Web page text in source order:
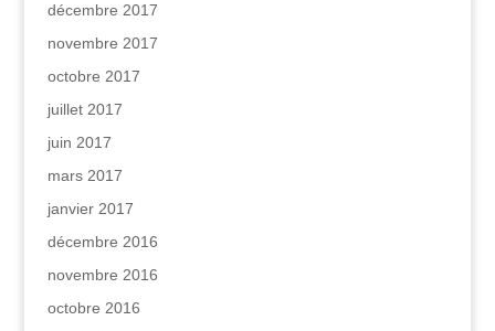
décembre 2017
novembre 2017
octobre 2017
juillet 2017
juin 2017
mars 2017
janvier 2017
décembre 2016
novembre 2016
octobre 2016